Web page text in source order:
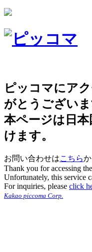
ピッコマにア
がとうございま
本ページは日
けます。
お問い合わせはこちら
Thank you for accessing
Unfortunately, this service
For inquiries, please click
Kakao piccoma Corp.